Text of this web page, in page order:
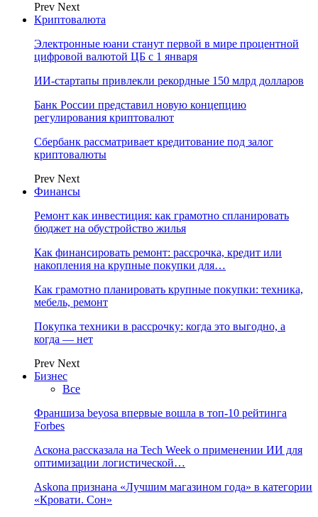
Prev Next
Криптовалюта
Электронные юани станут первой в мире процентной
цифровой валютой ЦБ с 1 января
ИИ-стартапы привлекли рекордные 150 млрд долларов
Банк России представил новую концепцию
регулирования криптовалют
Сбербанк рассматривает кредитование под залог
криптовалюты
Prev Next
Финансы
Ремонт как инвестиция: как грамотно спланировать
бюджет на обустройство жилья
Как финансировать ремонт: рассрочка, кредит или
накопления на крупные покупки для…
Как грамотно планировать крупные покупки: техника,
мебель, ремонт
Покупка техники в рассрочку: когда это выгодно, а
когда — нет
Prev Next
Бизнес
Все
Франшиза beyosa впервые вошла в топ-10 рейтинга
Forbes
Аскона рассказала на Tech Week о применении ИИ для
оптимизации логистической…
Askona признана «Лучшим магазином года» в категории
«Кровати. Сон»